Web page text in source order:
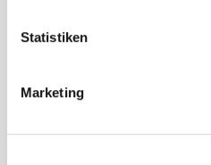
Statistiken
Marketing
Dieser Artikel